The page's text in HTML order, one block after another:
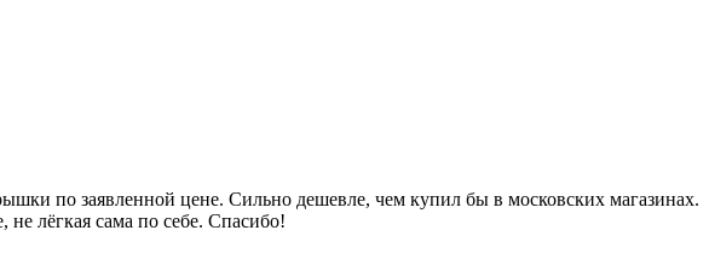
по заявленной цене. Сильно дешевле, чем купил бы в московских магазинах.
лёгкая сама по себе. Спасибо!